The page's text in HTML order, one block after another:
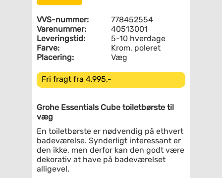
VVS-nummer:
778452554
Varenummer:
40513001
Leveringstid:
5-10 hverdage
Farve:
Krom, poleret
Placering:
Væg
Fri fragt fra 4.995,-
Grohe Essentials Cube toiletbørste til
væg
En toiletbørste er nødvendig på ethvert
badeværelse. Synderligt interessant er
den ikke, men derfor kan den godt være
dekorativ at have på badeværelset
alligevel.